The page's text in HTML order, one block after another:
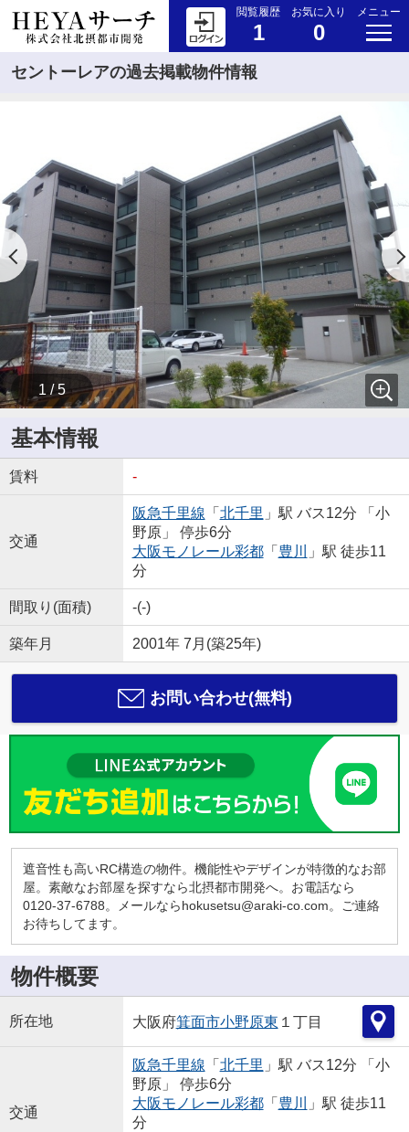
閲覧履歴
1
お気に入り
0
メニュー
セントーレアの過去掲載物件情報
1 / 5
基本情報
賃料 -
交通
阪急千里線 「 北千里 」駅 バス12分 「小
野原」 停歩6分
大阪モノレール彩都「 豊川
」駅 徒歩11
分
間取り(面積) -(-)
築年月 2001年 7月(築25年)
お問い合わせ(無料)
遮音性も高いRC構造の物件。機能性やデザインが特徴的なお部
屋。素敵なお部屋を探すなら北摂都市開発へ。お電話なら
0120-37-6788。メールならhokusetsu@araki-co.com。ご連絡
お待ちしてます。
物件概要
所在地 大阪府箕面市小野原東 １丁目
交通
阪急千里線 「 北千里 」駅 バス12分 「小
野原」 停歩6分
大阪モノレール彩都「 豊川
」駅 徒歩11
分